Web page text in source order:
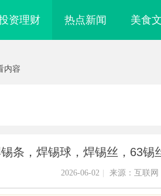
资理财 热点新闻 美食
内容
条，焊锡球，焊锡丝，63
2026-06-02 来源：互联网